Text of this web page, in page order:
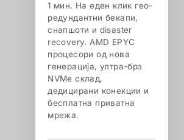
1 мин. На еден клик гео-
редундантни бекапи,
снапшоти и disaster
recovery. AMD EPYC
процесори од нова
генерација, ултра-брз
NVMe склад,
дедицирани конекции и
бесплатна приватна
мрежа.